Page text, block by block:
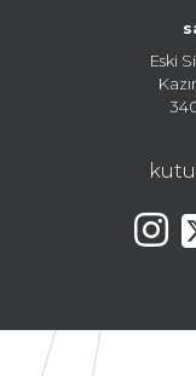
Eski